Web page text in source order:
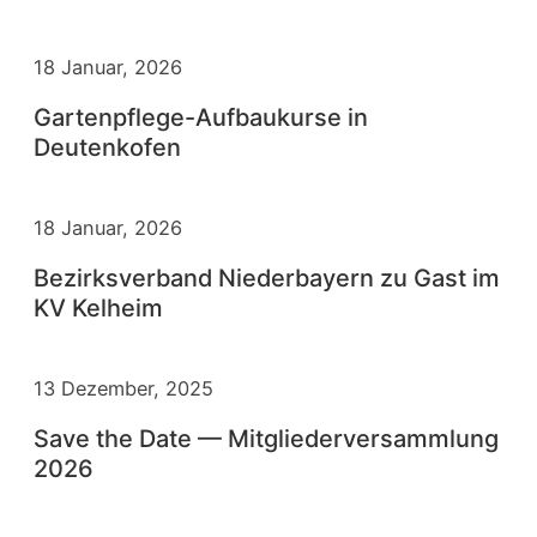
18 Januar, 2026
Gartenpflege-Aufbaukurse in
Deutenkofen
18 Januar, 2026
Bezirksverband Niederbayern zu Gast im
KV Kelheim
13 Dezember, 2025
Save the Date — Mitgliederversammlung
2026